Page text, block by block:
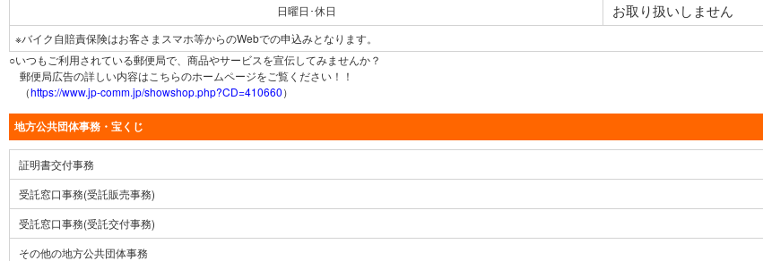
日曜日･休日 お取り扱いしません
※バイク自賠責保険はお客さまスマホ等からのWebでの申込みとなります。
○いつもご利用されている郵便局で、商品やサービスを宣伝してみませんか？
郵便局広告の詳しい内容はこちらのホームページをご覧ください！！
（https://www.jp-comm.jp/showshop.php?CD=410660）
地方公共団体事務・宝くじ
証明書交付事務
受託窓口事務(受託販売事務)
受託窓口事務(受託交付事務)
その他の地方公共団体事務